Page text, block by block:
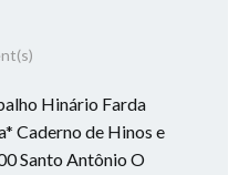
Hinário Farda
Caderno de Hinos e
Santo Antônio O